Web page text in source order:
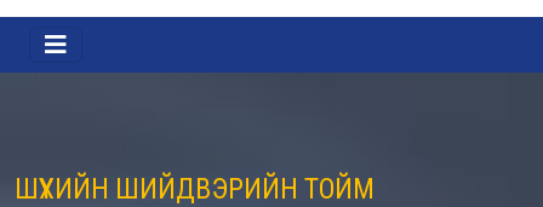
ШҮҮХИЙН ШИЙДВЭРИЙН ТОЙМ